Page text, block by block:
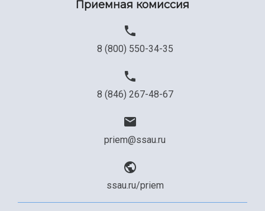
Официальные документы
Приемная комиссия
8 (800) 550-34-35
8 (846) 267-48-67
priem@ssau.ru
ssau.ru/priem